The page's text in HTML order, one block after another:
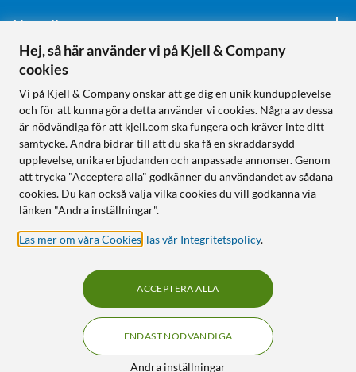
Aktuellt
Följ oss
Handla från:
Sverige
Norge
KUNSKAP OCH TILLBEHÖR TILL
HEMELEKTRONIK
Hej, så här använder vi på Kjell & Company
cookies
Vi på Kjell & Company önskar att ge dig en unik kundupplevelse
och för att kunna göra detta använder vi cookies. Några av dessa
är nödvändiga för att kjell.com ska fungera och kräver inte ditt
samtycke. Andra bidrar till att du ska få en skräddarsydd
upplevelse, unika erbjudanden och anpassade annonser. Genom
att trycka "Acceptera alla" godkänner du användandet av sådana
cookies. Du kan också välja vilka cookies du vill godkänna via
länken "Ändra inställningar".
Läs mer om våra Cookies läs vår Integritetspolicy.
Ändra inställningar
ENDAST NÖDVÄNDIGA
ACCEPTERA ALLA